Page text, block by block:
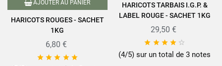
AJOUTER AU PANIER
HARICOTS ROUGES - SACHET
1KG
6,80 €
    
HARICOTS TARBAIS I.G.P. &
LABEL ROUGE - SACHET 1KG
29,50 €
    
(4/5) sur un total de 3 notes